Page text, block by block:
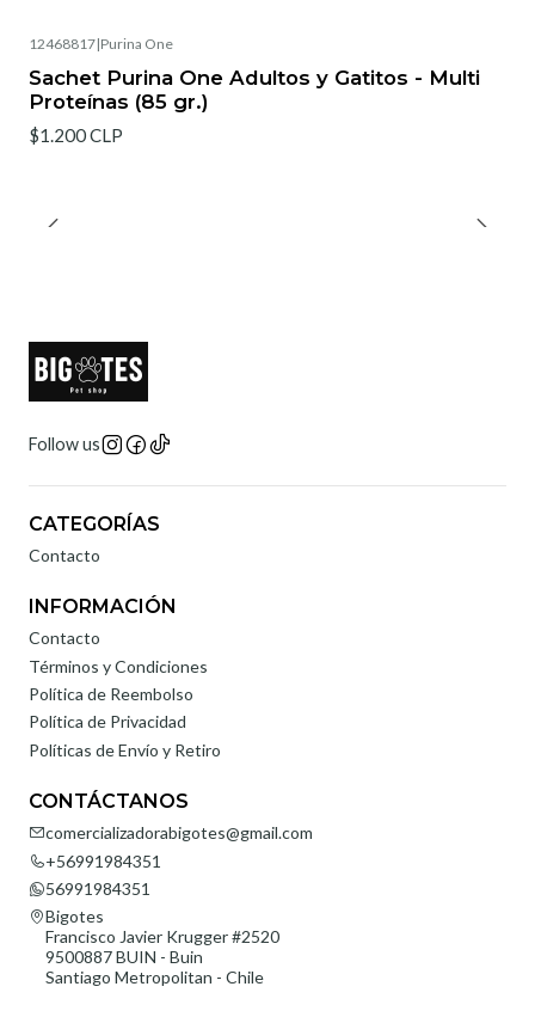
12468817|Purina One
Sachet Purina One Adultos y Gatitos - Multi
Proteínas (85 gr.)
$1.200 CLP
Follow us
CATEGORÍAS
Contacto
INFORMACIÓN
Contacto
Términos y Condiciones
Política de Reembolso
Política de Privacidad
Políticas de Envío y Retiro
CONTÁCTANOS
comercializadorabigotes@gmail.com
+56991984351
56991984351
Bigotes
Francisco Javier Krugger #2520
9500887 BUIN - Buin
Santiago Metropolitan - Chile